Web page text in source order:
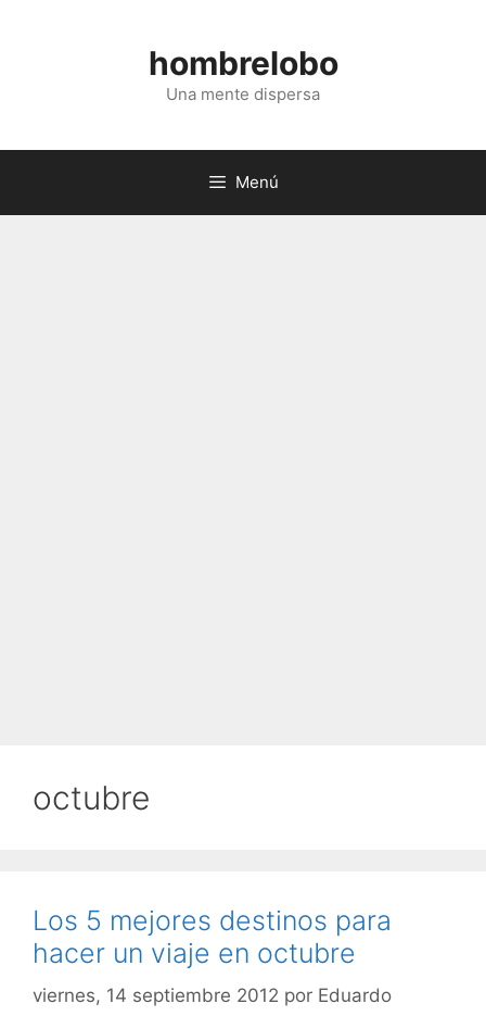
hombrelobo
Una mente dispersa
Menú
octubre
Los 5 mejores destinos para
hacer un viaje en octubre
viernes, 14 septiembre 2012 por Eduardo